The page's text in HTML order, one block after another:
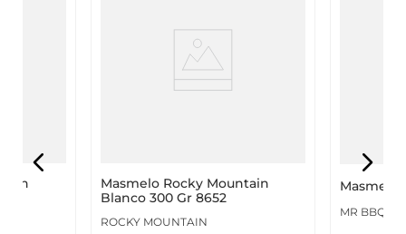
Masmelo Rocky Mountain
Blanco 300 Gr 8652
ROCKY MOUNTAIN
Masmelo
MR BBQ